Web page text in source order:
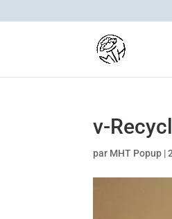
v-
par MHT Popup |